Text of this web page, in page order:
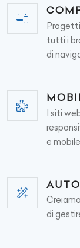
tutti i
di
I siti
e
di